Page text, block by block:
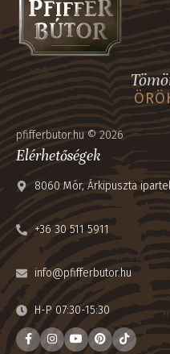
pfifferbutor.hu © 2026
Elérhetőségek
8060 Mór, Árkipuszta
+36 30 511 5911
info@pfifferbutor.hu
H-P 07:30-15:30